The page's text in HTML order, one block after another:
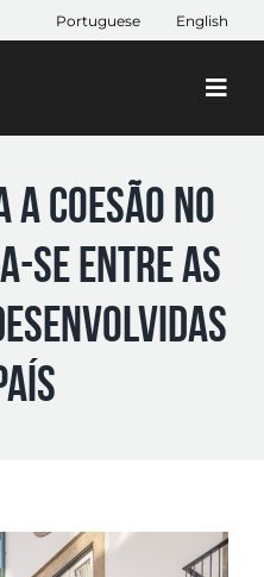
Portuguese English
a coesão no
se entre as